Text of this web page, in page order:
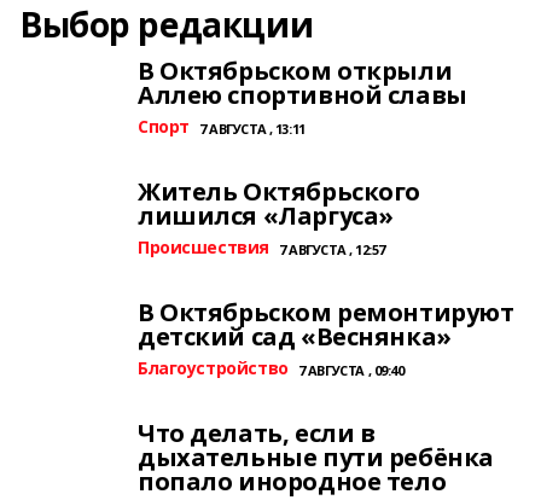
Выбор редакции
В Октябрьском открыли
Аллею спортивной славы
Спорт 7 АВГУСТА , 13:11
Житель Октябрьского
лишился «Ларгуса»
Происшествия 7 АВГУСТА , 12:57
В Октябрьском ремонтируют
детский сад «Веснянка»
Благоустройство 7 АВГУСТА , 09:40
Что делать, если в
дыхательные пути ребёнка
попало инородное тело